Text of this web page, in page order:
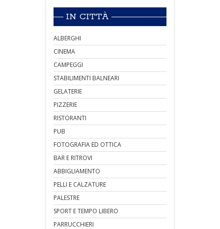
IN CITTÀ
ALBERGHI
CINEMA
CAMPEGGI
STABILIMENTI BALNEARI
GELATERIE
PIZZERIE
RISTORANTI
PUB
FOTOGRAFIA ED OTTICA
BAR E RITROVI
ABBIGLIAMENTO
PELLI E CALZATURE
PALESTRE
SPORT E TEMPO LIBERO
PARRUCCHIERI